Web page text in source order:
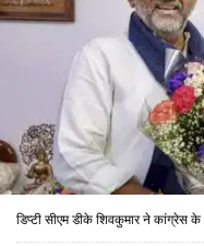
डिप्टी सीएम डीके शिवकुमार ने कांग्रेस के